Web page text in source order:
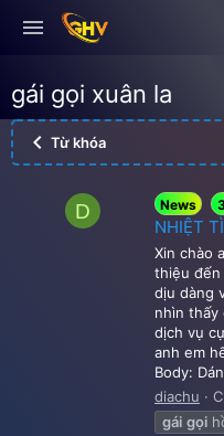
gái gọi xuân la
Từ khóa
D News
NHIỆT
Xin chào
thiệu đến
dịu dàng
nhìn thấy
dịch vụ
anh em
Body:
diachu
gái gọi